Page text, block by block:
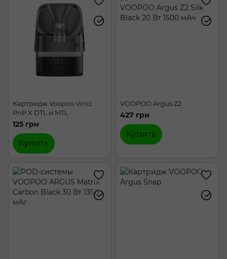
Картридж Voopoo Vinci
PnP X DTL и MTL
125 грн
Купить
VOOPOO Argus Z2
427 грн
Купить